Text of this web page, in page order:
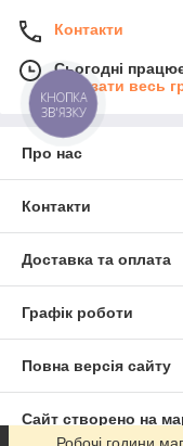
Контакти
Сьогодні
Показати весь
Про нас
Контакти
Доставка та оплата
Графік роботи
Повна версія сайту
Сайт створено на
КНОПКА
ЗВ'ЯЗКУ